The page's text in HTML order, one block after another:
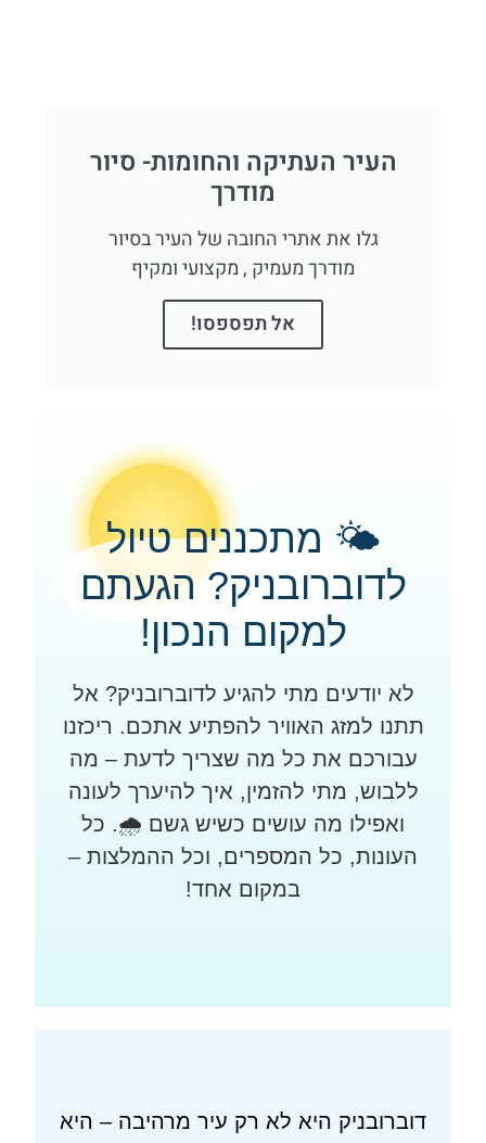
העיר העתיקה והחומות- סיור
מודרך
גלו את אתרי החובה של העיר בסיור
מודרך מעמיק , מקצועי ומקיף
אל תפספסו!
🌤️ מתכננים טיול
לדוברובניק? הגעתם
למקום הנכון!
לא יודעים מתי להגיע לדוברובניק? אל
תתנו למזג האוויר להפתיע אתכם. ריכזנו
עבורכם את כל מה שצריך לדעת – מה
ללבוש, מתי להזמין, איך להיערך לעונה
ואפילו מה עושים כשיש גשם 🌧️. כל
העונות, כל המספרים, וכל ההמלצות –
במקום אחד!
דוברובניק היא לא רק עיר מרהיבה – היא